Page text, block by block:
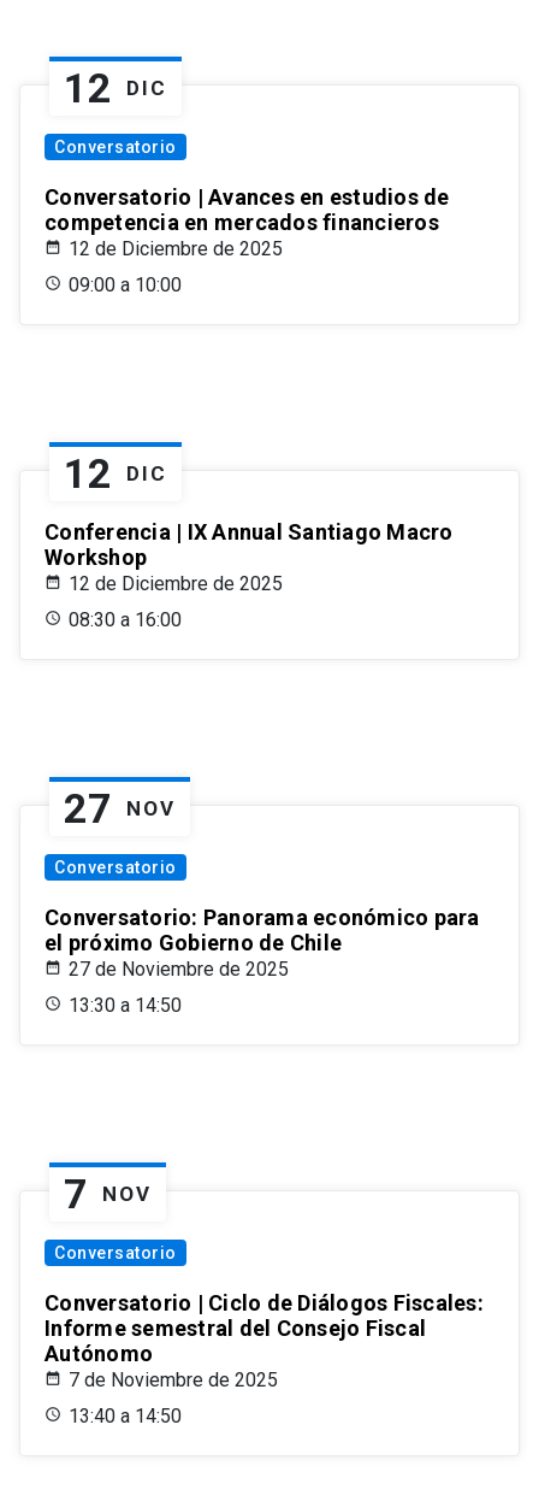
12 DIC
Conversatorio
Conversatorio | Avances en estudios de
competencia en mercados financieros
12 de Diciembre de 2025
09:00 a 10:00
12 DIC
Conferencia | IX Annual Santiago Macro
Workshop
12 de Diciembre de 2025
08:30 a 16:00
27 NOV
Conversatorio
Conversatorio: Panorama económico para
el próximo Gobierno de Chile
27 de Noviembre de 2025
13:30 a 14:50
7 NOV
Conversatorio
Conversatorio | Ciclo de Diálogos Fiscales:
Informe semestral del Consejo Fiscal
Autónomo
7 de Noviembre de 2025
13:40 a 14:50